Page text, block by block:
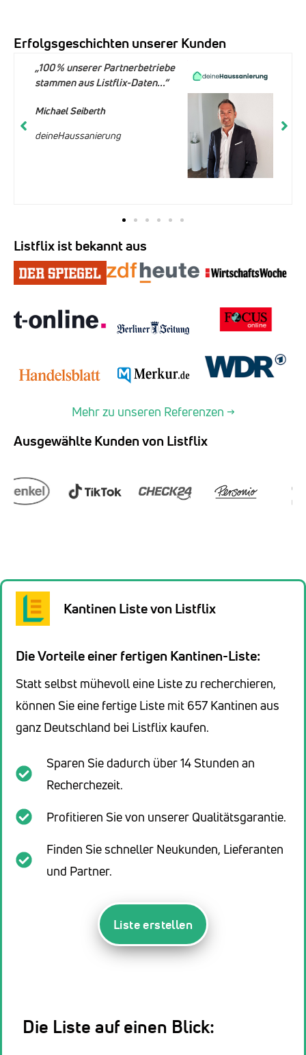
Erfolgsgeschichten unserer Kunden
„100 % unserer Partnerbetriebe
stammen aus Listflix-Daten...“
Michael Seiberth
deineHaussanierung
Listflix ist bekannt aus
Mehr zu unseren Referenzen →
Ausgewählte Kunden von Listflix
Kantinen Liste von Listflix
Die Vorteile einer fertigen Kantinen-Liste:
Statt selbst mühevoll eine Liste zu recherchieren,
können Sie eine fertige Liste mit 657 Kantinen aus
ganz Deutschland bei Listflix kaufen.
Sparen Sie dadurch über 14 Stunden an
Recherchezeit.
Profitieren Sie von unserer Qualitätsgarantie.
Finden Sie schneller Neukunden, Lieferanten
und Partner.
Liste erstellen
Die Liste auf einen Blick: